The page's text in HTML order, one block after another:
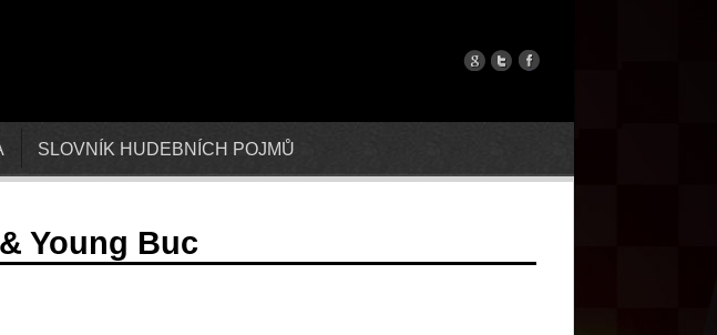
SLOVNÍK HUDEBNÍCH POJMŮ
Young Buc